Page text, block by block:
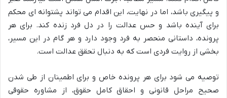
و پیگیری باشد، اما در نهایت، این اقدام می تواند پشتوانه ای محکم
برای آینده باشد و حس عدالت را در دل فرد زنده کند. برای هر
پرونده، داستانی منحصر به فرد وجود دارد و هر گام در این مسیر،
بخشی از روایت فردی است که به دنبال تحقق عدالت است.
توصیه می شود برای هر پرونده خاص و برای اطمینان از طی شدن
صحیح مراحل قانونی و احقاق کامل حقوق، از مشاوره حقوقی